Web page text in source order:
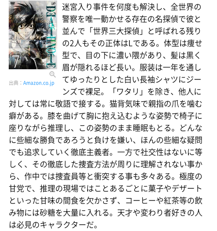
出典： Amazon.co.jp
迷宮入り事件を何度も解決し、全世界の
警察を唯一動かせる存在の名探偵で彼と
並んで「世界三大探偵」と呼ばれる残り
の2人もその正体はLである。体型は痩せ
型で、目の下に濃い隈があり、髪は黒く
眉が隠れるほど長い。服装は一年を通し
てゆったりとした白い長袖シャツにジー
ンズで裸足。「ワタリ」を除き、他人に
対しては常に敬語で接する。猫背気味で親指の爪を噛む
癖がある。膝を曲げて胸に抱え込むような姿勢で椅子に
座りながら推理し、この姿勢のまま睡眠もとる。どんな
に些細な勝負であろうと負けを嫌い、ほんの些細な疑問
でも追求していく徹底主義者。一方で社交性はないに等
しく、その徹底した捜査方法が周りに理解されない事か
ら、作中では捜査員等と衝突する事も多々ある。極度の
甘党で、推理の現場ではことあるごとに菓子やデザート
といった甘味の間食を欠かさず、コーヒーや紅茶等の飲
み物には砂糖を大量に入れる。天才や変わり者好きの人
は必見のキャラクターだ。